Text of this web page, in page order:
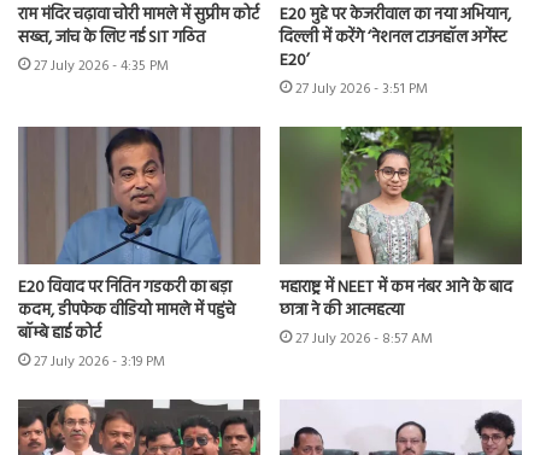
राम मंदिर चढ़ावा चोरी मामले में सुप्रीम कोर्ट
सख्त, जांच के लिए नई SIT गठित
27 July 2026 - 4:35 PM
E20 मुद्दे पर केजरीवाल का नया अभियान,
दिल्ली में करेंगे ‘नेशनल टाउनहॉल अगेंस्ट
E20’
27 July 2026 - 3:51 PM
E20 विवाद पर नितिन गडकरी का बड़ा
कदम, डीपफेक वीडियो मामले में पहुंचे
बॉम्बे हाई कोर्ट
27 July 2026 - 3:19 PM
महाराष्ट्र में NEET में कम नंबर आने के बाद
छात्रा ने की आत्महत्या
27 July 2026 - 8:57 AM